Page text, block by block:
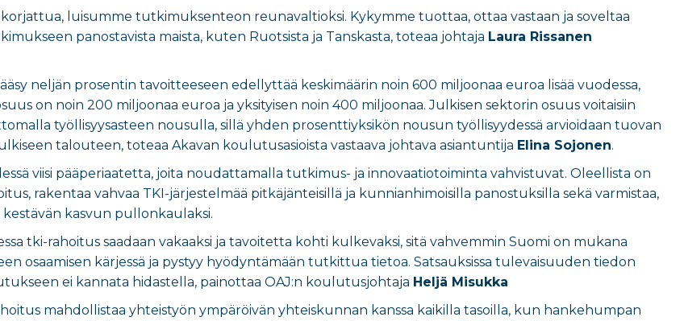
korjattua, luisumme tutkimuksenteon reunavaltioksi. Kykymme tuottaa, ottaa vastaan ja soveltaa
panostavista maista, kuten Ruotsista ja Tanskasta, toteaa johtaja Laura Rissanen
neljän prosentin tavoitteeseen edellyttää keskimäärin noin 600 miljoonaa euroa lisää vuodessa,
on noin 200 miljoonaa euroa ja yksityisen noin 400 miljoonaa. Julkisen sektorin osuus voitaisiin
työllisyysasteen nousulla, sillä yhden prosenttiyksikön nousun työllisyydessä arvioidaan tuovan
talouteen, toteaa Akavan koulutusasioista vastaava johtava asiantuntija Elina Sojonen.
viisi pääperiaatetta, joita noudattamalla tutkimus- ja innovaatiotoiminta vahvistuvat. Oleellista on
rakentaa vahvaa TKI-järjestelmää pitkäjänteisillä ja kunnianhimoisilla panostuksilla sekä varmistaa,
kasvun pullonkaulaksi.
tki-rahoitus saadaan vakaaksi ja tavoitetta kohti kulkevaksi, sitä vahvemmin Suomi on mukana
osaamisen kärjessä ja pystyy hyödyntämään tutkittua tietoa. Satsauksissa tulevaisuuden tiedon
ei kannata hidastella, painottaa OAJ:n koulutusjohtaja Heljä Misukka
mahdollistaa yhteistyön ympäröivän yhteiskunnan kanssa kaikilla tasoilla, kun hankehumpan